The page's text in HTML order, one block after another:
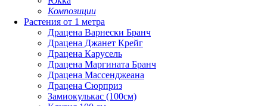
Композиции
Растения от 1 метра
Драцена Варнески Бранч
Драцена Джанет Крейг
Драцена Карусель
Драцена Маргината Бранч
Драцена Массенджеана
Драцена Сюрприз
Замиокулькас (100см)